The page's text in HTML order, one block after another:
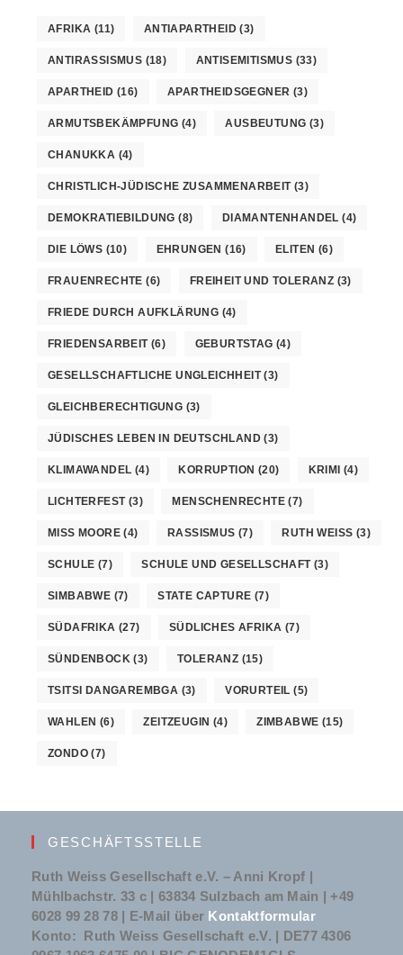
AFRIKA (11) ANTIAPARTHEID(3)
ANTIRASSISMUS (18) ANTISEMITISMUS (33)
APARTHEID (16) APARTHEIDSGEGNER (3)
ARMUTSBEKÄMPFUNG (4) AUSBEUTUNG (3)
CHANUKKA (4)
CHRISTLICH-JÜDISCHE ZUSAMMENARBEIT(3)
DEMOKRATIEBILDUNG (8) DIAMANTENHANDEL (4)
DIE LÖWS (10) EHRUNGEN (16) ELITEN (6)
FRAUENRECHTE (6) FREIHEIT UND TOLERANZ (3)
FRIEDE DURCH AUFKLÄRUNG (4)
FRIEDENSARBEIT(6) GEBURTSTAG (4)
GESELLSCHAFTLICHE UNGLEICHHEIT(3)
GLEICHBERECHTIGUNG (3)
JÜDISCHES LEBEN IN DEUTSCHLAND (3)
KLIMAWANDEL (4) KORRUPTION (20) KRIMI (4)
LICHTERFEST(3) MENSCHENRECHTE(7)
MISS MOORE (4) RASSISMUS (7) RUTH WEISS (3)
SCHULE (7) SCHULE UND GESELLSCHAFT(3)
SIMBABWE (7) STATE CAPTURE (7)
SÜDAFRIKA (27) SÜDLICHES AFRIKA (7)
SÜNDENBOCK (3) TOLERANZ (15)
TSITSI DANGAREMBGA (3) VORURTEIL (5)
WAHLEN (6) ZEITZEUGIN (4) ZIMBABWE (15)
ZONDO (7)
GESCHÄFTSSTELLE
Ruth Weiss Gesellschaft e.V. – Anni Kropf |
Mühlbachstr. 33 c | 63834 Sulzbach am Main | +49
6028 99 28 78 | E-Mail über Kontaktformular
Konto: Ruth Weiss Gesellschaft e.V. | DE77 4306